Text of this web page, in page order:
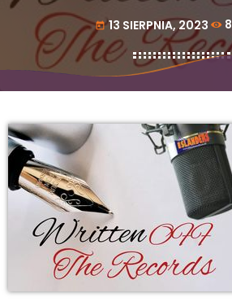
today 13 SIERPNIA, 2023